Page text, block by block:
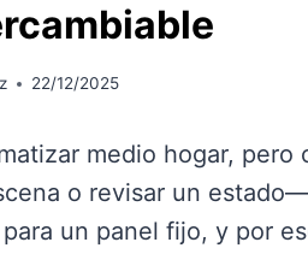
22/12/2025
medio hogar, pero
o revisar un
un panel fijo, y por